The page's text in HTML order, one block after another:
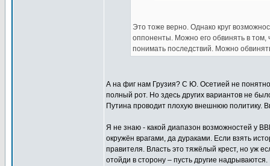
Это тоже верно. Однако круг
оппоненты. Можно его обвинять в том,
понимать последствий. Можно
А на фиг нам Грузия? С Ю. Осетией не понятно
полный рот. Но здесь других вариантов не
Путина проводит плохую внешнюю политику.
Я не знаю - какой диапазон возможностей у
окружён врагами, да дураками. Если взять
правителя. Власть это тяжёлый крест, но уж
отойди в сторону – пусть другие